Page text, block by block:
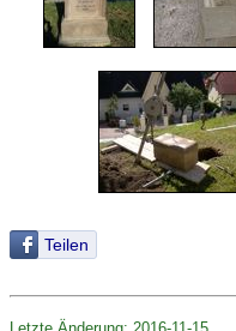
Teilen